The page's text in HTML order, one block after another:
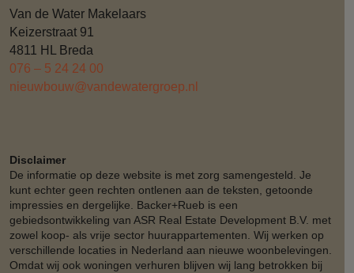
Van de Water Makelaars
Keizerstraat 91
4811 HL Breda
076 – 5 24 24 00
nieuwbouw@vandewatergroep.nl
Disclaimer
De informatie op deze website is met zorg samengesteld. Je
kunt echter geen rechten ontlenen aan de teksten, getoonde
impressies en dergelijke. Backer+Rueb is een
gebiedsontwikkeling van ASR Real Estate Development B.V. met
zowel koop- als vrije sector huurappartementen. Wij werken op
verschillende locaties in Nederland aan nieuwe woonbelevingen.
Omdat wij ook woningen verhuren blijven wij lang betrokken bij